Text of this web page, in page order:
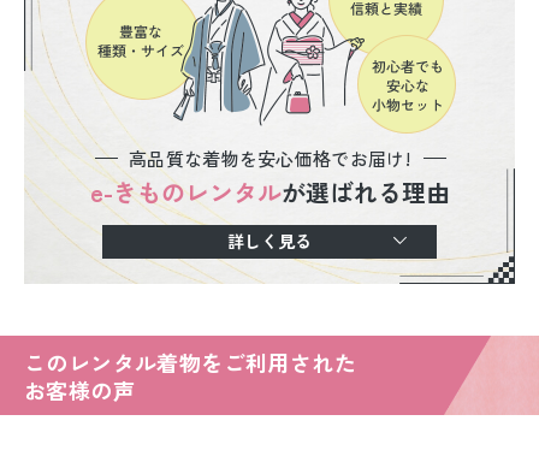
高品質な着物を安心価格でお届け!
e-きものレンタルが選ばれる理由
詳しく見る
このレンタル着物をご利用された
お客様の声